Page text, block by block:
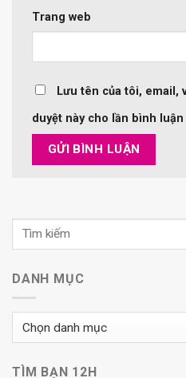
Trang web
Lưu tên của tôi, email,
duyệt này cho lần bình
DANH MỤC
Danh
TÌM BẠN 12H